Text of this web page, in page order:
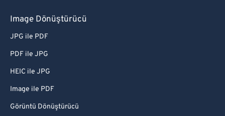
Image Dönüştürücü
JPG ile PDF
PDF ile JPG
HEIC ile JPG
Image ile PDF
Görüntü Dönüştürücü